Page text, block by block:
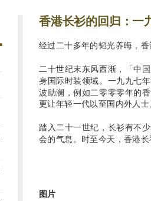
香港长衫的回归：一
经过二十多年的韬光养晦，
二十世纪末东风西渐，「中
身国际时装领域。一九九七
波助澜，例如二零零零年的
更让年轻一代以至国内外人士
踏入二十一世纪，长衫有不
会的气息。时至今天，香港
图片